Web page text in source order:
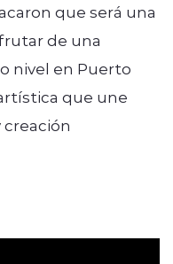
que será una
de una
nivel en Puerto
que une